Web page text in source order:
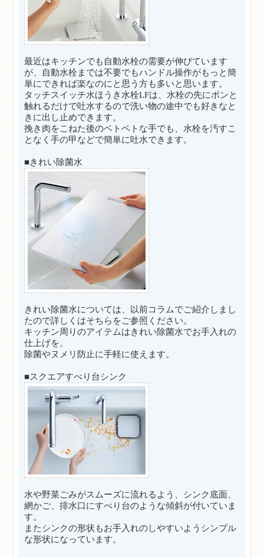
最近はキッチンでも自動水栓の需要が伸びています
が、自動水栓までは不要でもハンドル操作がもっと簡
単にできれば楽なのにと思う方も多いと思います。
タッチスイッチ水ほうき水栓LFは、水栓の先にポンと
触れるだけで吐水するので洗い物の途中でも好きなと
きに出し止めできます。
挽き肉をこねた後のベトベトな手でも、水栓を汚すこ
となく手の甲などで簡単に吐水できます。
■きれい除菌水
きれい除菌水については、以前コラムでご紹介しまし
たので詳しくはそちらをご参照ください。
キッチン周りのアイテムはきれい除菌水でお手入れの
仕上げを。
除菌やヌメリ防止に手軽に使えます。
■スクエアすべり台シンク
水や野菜ごみがスムーズに流れるよう、シンク底面、
網かご、排水口にすべり台のような傾斜が付いていま
す。
またシンクの形状もお手入れのしやすいようシンプル
な形状になっています。